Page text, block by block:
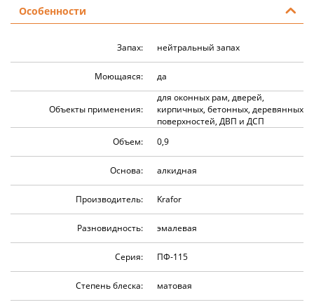
Особенности
Запах: нейтральный запах
Моющаяся: да
Объекты применения:
для оконных рам, дверей,
кирпичных, бетонных, деревянных
поверхностей, ДВП и ДСП
Объем:
0,9
Основа: алкидная
Производитель: Krafor
Разновидность: эмалевая
Серия: ПФ-115
Степень блеска: матовая